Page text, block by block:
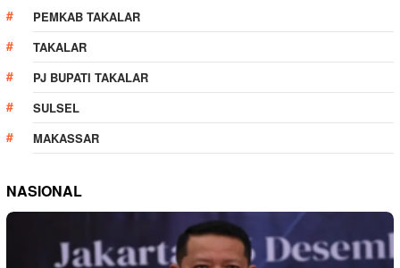
PEMKAB TAKALAR
TAKALAR
PJ BUPATI TAKALAR
SULSEL
MAKASSAR
NASIONAL